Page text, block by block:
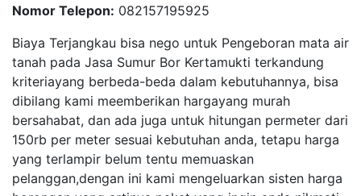
Nomor Telepon: 082157195925
Biaya Terjangkau bisa nego untuk Pengeboran mata air
tanah pada Jasa Sumur Bor Kertamukti terkandung
kriteriayang berbeda-beda dalam kebutuhannya, bisa
dibilang kami meemberikan hargayang murah
bersahabat, dan ada juga untuk hitungan permeter dari
150rb per meter sesuai kebutuhan anda, tetapu harga
yang terlampir belum tentu memuaskan
pelanggan,dengan ini kami mengeluarkan sisten harga